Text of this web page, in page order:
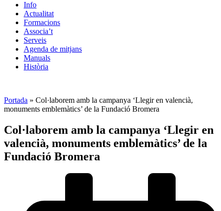
Info
Actualitat
Formacions
Associa’t
Serveis
Agenda de mitjans
Manuals
Història
Portada » Col·laborem amb la campanya ‘Llegir en valencià,
monuments emblemàtics’ de la Fundació Bromera
Col·laborem amb la campanya ‘Llegir en
valencià, monuments emblemàtics’ de la
Fundació Bromera